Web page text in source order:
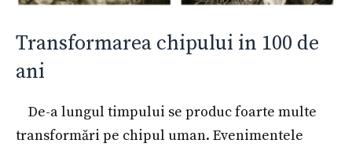
Transformarea chipului in 100 de
ani
De-a lungul timpului se produc foarte multe
transformări pe chipul uman. Evenimentele